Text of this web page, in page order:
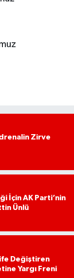
Zirve
İçin AK Parti’nin
Ünlü
Değiştiren
Yargı Freni